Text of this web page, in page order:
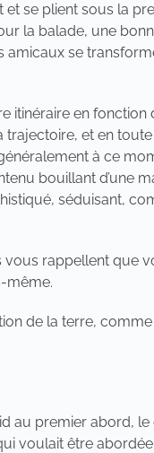
se plient sous la
la balade, une
amicaux se
itinéraire en fonction
trajectoire, et en
à ce
bouillant d’une
séduisant,
rappellent que
même.
de la terre, comme
au premier abord, le
voulait être